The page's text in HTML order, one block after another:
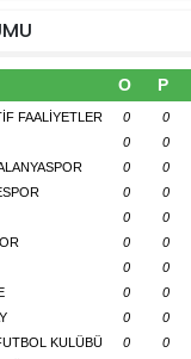
O P
FAALİYETLER 0
0
0
0
0
0
0
0
0
0
0
0
0
0
0
0
0
0
KULÜBÜ 0
0